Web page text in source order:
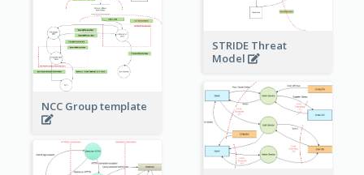
STRIDE Threat
Model
NCC Group template